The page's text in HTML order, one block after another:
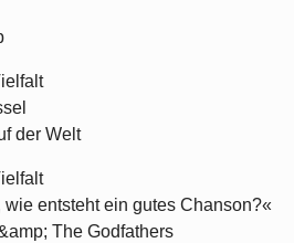
der Welt
entsteht ein gutes Chanson?«
The Godfathers